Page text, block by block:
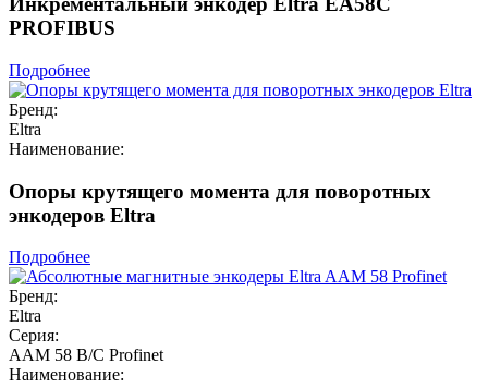
PROFIBUS
Подробнее
Бренд:
Eltra
Наименование:
Опоры крутящего момента для поворотных
энкодеров Eltra
Подробнее
Бренд:
Eltra
Серия:
AAM 58 B/C Profinet
Наименование: